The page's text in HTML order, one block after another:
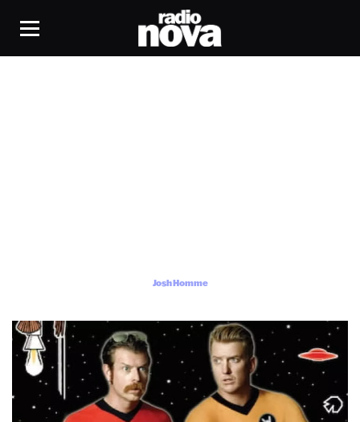
Josh Homme